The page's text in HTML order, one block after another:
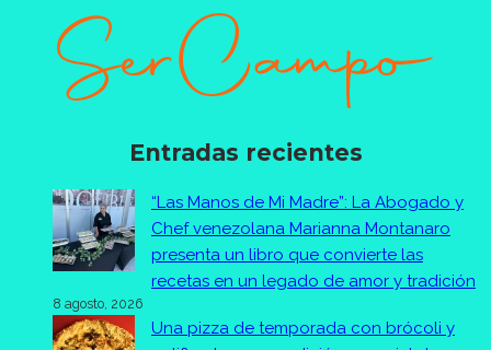
Entradas recientes
“Las Manos de Mi Madre”: La Abogado y
Chef venezolana Marianna Montanaro
presenta un libro que convierte las
recetas en un legado de amor y tradición
8 agosto, 2026
Una pizza de temporada con brócoli y